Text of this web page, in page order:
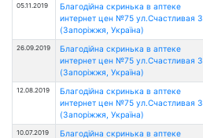
05.11.2019
Благодійна скринька в аптеке
интернет цен №75 ул.Счастливая 3
(Запоріжжя, Україна)
26.09.2019
Благодійна скринька в аптеке
интернет цен №75 ул.Счастливая 3
(Запоріжжя, Україна)
12.08.2019
Благодійна скринька в аптеке
интернет цен №75 ул.Счастливая 3
(Запоріжжя, Україна)
10.07.2019
Благодійна скринька в аптеке